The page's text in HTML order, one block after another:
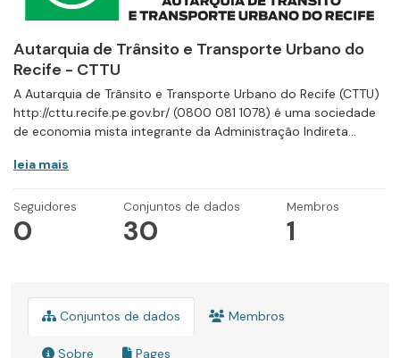
Autarquia de Trânsito e Transporte Urbano do
Recife - CTTU
A Autarquia de Trânsito e Transporte Urbano do Recife (CTTU)
http://cttu.recife.pe.gov.br/ (0800 081 1078) é uma sociedade
de economia mista integrante da Administração Indireta...
leia mais
Seguidores
0
Conjuntos de dados
30
Membros
1
Conjuntos de dados Membros
Sobre Pages